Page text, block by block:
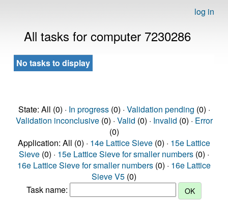
log in
All tasks for computer 7230286
No tasks to display
State: All (0) · In progress(0) · Validation pending (0) ·
Validation inconclusive(0) · Valid (0) · Invalid (0) · Error
(0)
Application: All (0) · 14e Lattice Sieve (0) · 15e Lattice
Sieve (0) · 15e Lattice Sieve for smaller numbers (0) ·
16e Lattice Sieve for smaller numbers (0) · 16e Lattice
Sieve V5 (0)
Task name: